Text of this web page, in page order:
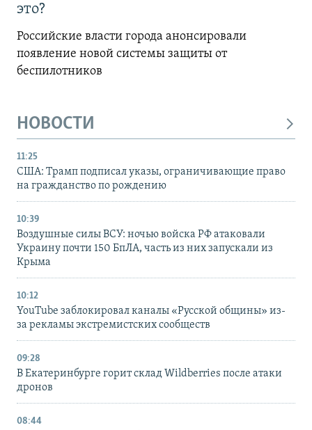
это?
Российские власти города анонсировали
появление новой системы защиты от
беспилотников
НОВОСТИ
11:25
США: Трамп подписал указы, ограничивающие право
на гражданство по рождению
10:39
Воздушные силы ВСУ: ночью войска РФ атаковали
Украину почти 150 БпЛА, часть из них запускали из
Крыма
10:12
YouTube заблокировал каналы «Русской общины» из-
за рекламы экстремистских сообществ
09:28
В Екатеринбурге горит склад Wildberries после атаки
дронов
08:44